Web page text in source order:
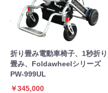
折り畳み電動車椅子、1秒折り
畳み、Foldawheelシリーズ
PW-999UL
￥345,000